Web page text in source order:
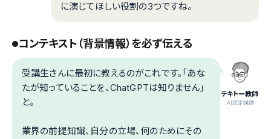
に演じてほしい役割の3つですね。
コンテキスト（背景情報）を必ず伝える
テキトー教師
.AI認定講師
受講生さんに最初に教えるのがこれです。「あな
たが知っていることを、ChatGPTは知りません」
と。
業界の前提知識、自分の立場、何のためにその